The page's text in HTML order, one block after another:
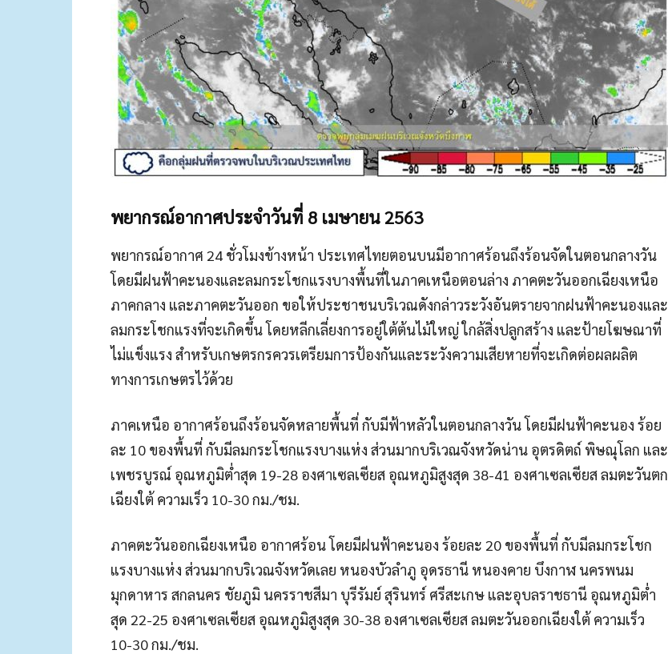
พยากรณ์อากาศประจำวันที่ 8 เมษายน 2563
พยากรณ์อากาศ 24 ชั่วโมงข้างหน้า ประเทศไทยตอนบนมีอากาศร้อนถึงร้อนจัดในตอนกลางวัน
โดยมีฝนฟ้าคะนองและลมกระโชกแรงบางพื้นที่ในภาคเหนือตอนล่าง ภาคตะวันออกเฉียงเหนือ
ภาคกลาง และภาคตะวันออก ขอให้ประชาชนบริเวณดังกล่าวระวังอันตรายจากฝนฟ้าคะนองและ
ลมกระโชกแรงที่จะเกิดขึ้น โดยหลีกเลี่ยงการอยู่ใต้ต้นไม้ใหญ่ ใกล้สิ่งปลูกสร้าง และป้ายโฆษณาที่
ไม่แข็งแรง สำหรับเกษตรกรควรเตรียมการป้องกันและระวังความเสียหายที่จะเกิดต่อผลผลิต
ทางการเกษตรไว้ด้วย
ภาคเหนือ อากาศร้อนถึงร้อนจัดหลายพื้นที่ กับมีฟ้าหลัวในตอนกลางวัน โดยมีฝนฟ้าคะนอง ร้อย
ละ 10 ของพื้นที่ กับมีลมกระโชกแรงบางแห่ง ส่วนมากบริเวณจังหวัดน่าน อุตรดิตถ์ พิษณุโลก และ
เพชรบูรณ์ อุณหภูมิต่ำสุด 19-28 องศาเซลเซียส อุณหภูมิสูงสุด 38-41 องศาเซลเซียส ลมตะวันตก
เฉียงใต้ ความเร็ว 10-30 กม./ชม.
ภาคตะวันออกเฉียงเหนือ อากาศร้อน โดยมีฝนฟ้าคะนอง ร้อยละ 20 ของพื้นที่ กับมีลมกระโชก
แรงบางแห่ง ส่วนมากบริเวณจังหวัดเลย หนองบัวลำภู อุดรธานี หนองคาย บึงกาฬ นครพนม
มุกดาหาร สกลนคร ชัยภูมิ นครราชสีมา บุรีรัมย์ สุรินทร์ ศรีสะเกษ และอุบลราชธานี อุณหภูมิต่ำ
สุด 22-25 องศาเซลเซียส อุณหภูมิสูงสุด 30-38 องศาเซลเซียส ลมตะวันออกเฉียงใต้ ความเร็ว
10-30 กม./ชม.